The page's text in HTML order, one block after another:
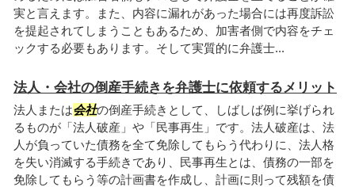
実と言えます。また、内容に漏れがあった場合には再度訴訟
を提起されてしまうこともあるため、加害者側で内容をチェ
ックする必要もあります。そして実質的に弁護士...
法人・会社の倒産手続きを弁護士に依頼するメリット
法人または会社の倒産手続きとして、しばしば例に挙げられ
るものが「法人破産」や「民事再生」です。法人破産は、法
人が負っていた債務を全て免除してもらう代わりに、法人格
を失い消滅する手続きであり、民事再生とは、債務の一部を
免除してもらう等の計画書を作成し、計画に則って残額を債